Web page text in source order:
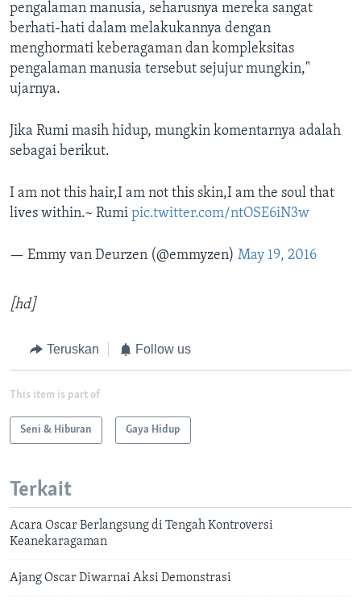
pengalaman manusia, seharusnya mereka sangat
berhati-hati dalam melakukannya dengan
menghormati keberagaman dan kompleksitas
pengalaman manusia tersebut sejujur mungkin,"
ujarnya.
Jika Rumi masih hidup, mungkin komentarnya adalah
sebagai berikut.
I am not this hair,I am not this skin,I am the soul that
lives within.~ Rumi pic.twitter.com/ntOSE6iN3w
— Emmy van Deurzen (@emmyzen) May 19, 2016
[hd]
Teruskan Follow us
This item is part of
Seni & Hiburan Gaya Hidup
Terkait
Acara Oscar Berlangsung di Tengah Kontroversi
Keanekaragaman
Ajang Oscar Diwarnai Aksi Demonstrasi